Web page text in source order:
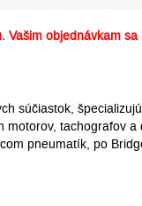
Vašim objednávkam
súčiastok,
tachografov
pneumatík, po